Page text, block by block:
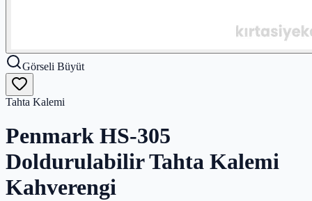
Görseli Büyüt
Tahta Kalemi
Penmark HS-305
Doldurulabilir Tahta Kalemi
Kahverengi